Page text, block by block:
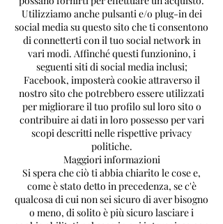
Utilizziamo anche pulsanti e/o plug-in dei
social media su questo sito che ti consentono
di connetterti con il tuo social network in
vari modi. Affinché questi funzionino, i
seguenti siti di social media inclusi;
Facebook, imposterà cookie attraverso il
nostro sito che potrebbero essere utilizzati
per migliorare il tuo profilo sul loro sito o
contribuire ai dati in loro possesso per vari
scopi descritti nelle rispettive privacy
politiche.
Maggiori informazioni
Si spera che ciò ti abbia chiarito le cose e,
come è stato detto in precedenza, se c'è
qualcosa di cui non sei sicuro di aver bisogno
o meno, di solito è più sicuro lasciare i